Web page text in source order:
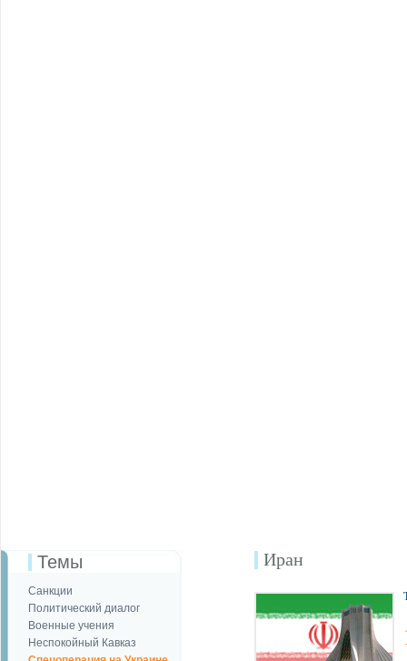
Темы
Санкции
Политический диалог
Военные учения
Неспокойный Кавказ
Иран